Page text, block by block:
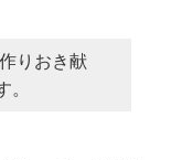
りおき献
。